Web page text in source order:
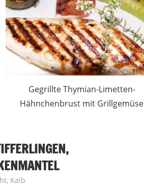
Gegrillte Thymian-Limetten-
Hähnchenbrust mit Grillgemüse
, Kalb